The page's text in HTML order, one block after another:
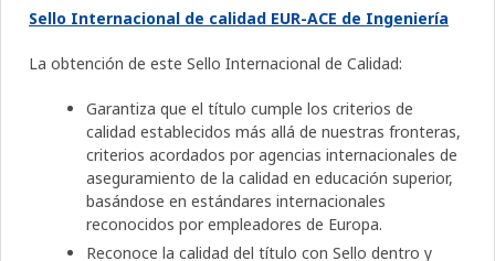
Sello Internacional de calidad EUR-ACE de Ingeniería
La obtención de este Sello Internacional de Calidad:
Garantiza que el título cumple los criterios de
calidad establecidos más allá de nuestras fronteras,
criterios acordados por agencias internacionales de
aseguramiento de la calidad en educación superior,
basándose en estándares internacionales
reconocidos por empleadores de Europa.
Reconoce la calidad del título con Sello dentro y